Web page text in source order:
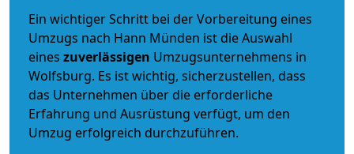
Ein wichtiger Schritt bei der Vorbereitung eines
Umzugs nach Hann Münden ist die Auswahl
eines zuverlässigen Umzugsunternehmens in
Wolfsburg. Es ist wichtig, sicherzustellen, dass
das Unternehmen über die erforderliche
Erfahrung und Ausrüstung verfügt, um den
Umzug erfolgreich durchzuführen.